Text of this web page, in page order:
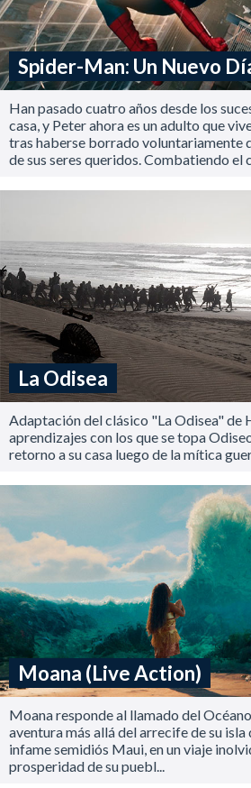
Spider-Man: Un Nuevo
Han pasado cuatro años desde los
casa, y Peter ahora es un adulto que
tras haberse borrado voluntariamente
de sus seres queridos. Combatiendo el
La Odisea
Adaptación del clásico "La Odisea" de
aprendizajes con los que se topa
retorno a su casa luego de la mítica
Moana (Live Action)
Moana responde al llamado del
aventura más allá del arrecife de su
infame semidiós Maui, en un viaje
prosperidad de su puebl...